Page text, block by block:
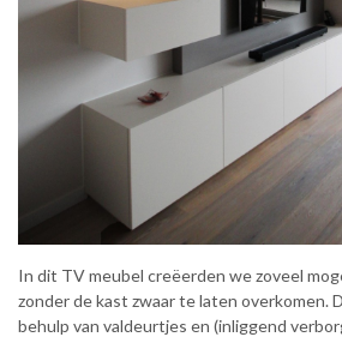
In dit TV meubel creëerden we zoveel
zonder de kast zwaar te laten overkomen.
behulp van valdeurtjes en (inliggend